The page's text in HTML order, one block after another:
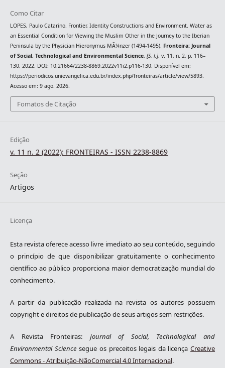
Como Citar
LOPES, Paulo Catarino. Frontier, Identity Constructions and Environment. Water as
an Essential Condition for Viewing the Muslim Other in the Journey to the Iberian
Peninsula by the Physician Hieronymus MÃ¼nzer (1494-1495). Fronteira: Journal
of Social, Technological and Environmental Science, [S. l.], v. 11, n. 2, p. 116–
130, 2022. DOI: 10.21664/2238-8869.2022v11i2.p116-130. Disponível em:
https://periodicos.unievangelica.edu.br/index.php/fronteiras/article/view/5893.
Acesso em: 9 ago. 2026.
Fomatos de Citação
Edição
v. 11 n. 2 (2022): FRONTEIRAS - ISSN 2238-8869
Seção
Artigos
Licença
Esta revista oferece acesso livre imediato ao seu conteúdo, seguindo
o princípio de que disponibilizar gratuitamente o conhecimento
científico ao público proporciona maior democratização mundial do
conhecimento.
A partir da publicação realizada na revista os autores possuem
copyright e direitos de publicação de seus artigos sem restrições.
A Revista Fronteiras: Journal of Social, Technological and
Environmental Science segue os preceitos legais da licençaCreative
Commons - Atribuição-NãoComercial 4.0 Internacional.